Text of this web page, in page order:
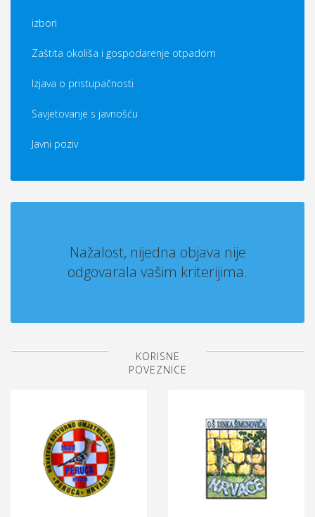
izbori
Zaštita okoliša i gospodarenje otpadom
Izjava o pristupačnosti
Savjetovanje s javnošću
Javni poziv
Nažalost, nijedna objava nije
odgovarala vašim kriterijima.
KORISNE
POVEZNICE